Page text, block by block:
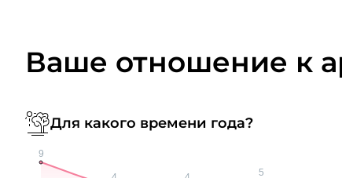
Ваше отношение к
Для какого времени года?